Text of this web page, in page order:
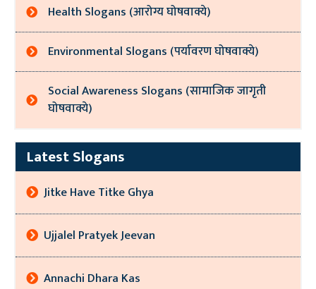
Health Slogans (आरोग्य घोषवाक्ये)
Environmental Slogans (पर्यावरण घोषवाक्ये)
Social Awareness Slogans (सामाजिक जागृती
घोषवाक्ये)
Latest Slogans
Jitke Have Titke Ghya
Ujjalel Pratyek Jeevan
Annachi Dhara Kas